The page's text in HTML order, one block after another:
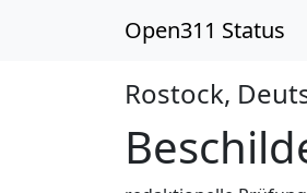
Open311 Status
Rostock,